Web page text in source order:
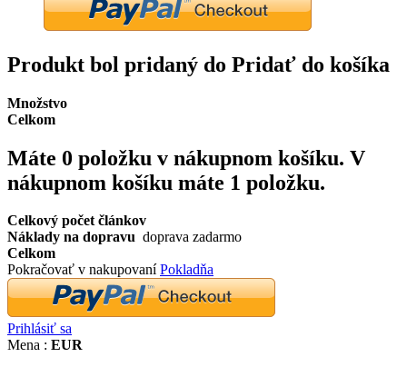
Produkt bol pridaný do Pridať do košíka
Množstvo
Celkom
Máte 0 položku v nákupnom košíku. V
nákupnom košíku máte 1 položku.
Celkový počet článkov
Náklady na dopravu doprava zadarmo
Celkom
Pokračovať v nakupovaníPokladňa
Prihlásiť sa
Mena : EUR